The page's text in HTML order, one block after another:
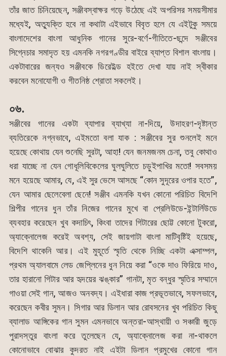
তাঁর জাত চিনিয়েছেন, সঞ্জীবস্বাক্ষর গড়ে উঠেছে এই অপরিসর সময়সীমার
মধ্যেই, অত্যুক্তি হবে না কথাটা এইভাবে বিবৃত হলে যে এইটুকু সময়ে
বাংলাদেশের বাংলা আধুনিক গানের সুরে-বর্ণে-গীতিতে-ছন্দে সঞ্জীবের
সিগ্নেচার সমাদৃত হয় এমনকি নগরগণ্ডীর বাইরে ব্যাপ্ত বিশাল বাংলায়।
একটাবারের জন্যও সঞ্জীবকে ডিরেইল্ড হইতে দেখা যায় নাই স্বীকার
করবেন মনোযোগী ও গীতনিষ্ঠ শ্রোতা সকলেই।
০৬.
সঞ্জীবের গানের একটা ব্যাপার ব্যাখ্যা না-দিয়ে, উদাহরণ-দৃষ্টান্ত
ব্যতিরেকে নগ্নভাবে, এইমতো বলা যাক : সঞ্জীবের সুর শুনলেই মনে
হয়েছে কোথায় যেন শুনেছি সুরটা, আহা! যেন জনমজনম চেনা, তবু কোথাও
ধরা যাচ্ছে না যেন গোধূলিবিকেলের ঘুলঘুলিতে চড়ুইপাখির মতো! সবসময়
মনে হয়েছে আমার, যে, এই সুর ভেসে আসছে “কোন সুদূরের ওপার হতে”,
যেন আমার ছেলেবেলা ছেনে! সঞ্জীব এমনকি যখন কোনো পরিচিত বিদেশি
শিল্পীর গানের ধুন তাঁর নিজের গানের মুখে বা প্রেলিউডে-ইন্টার্লিউডে
ব্যবহার করেছেন খুব কদাচিৎ, কিংবা তাদের গিটারের ছোট্ট কোনো টুকরো,
অ্যাক্নোলেজ করেই অবশ্য, সেই জায়গাটা বাংলা মাটিবৃষ্টিই হয়েছে,
বিদেশি থাকেনি আর। এই মুহূর্তে স্মৃতি থেকে নিচ্ছি একটা এক্সাম্পল,
প্রথম অ্যালবামে লেড জেপ্লিনের ধুন নিয়ে করা “ওকে দাও ফিরিয়ে দাও,
তার হারানো গিটার আর হৃদয়ের ঝঙ্কার” গানটা, মৃত বন্ধুর স্মৃতির সম্মানে
গাওয়া সেই গান, আজও অনবদ্য। এইধারা কাজ প্রভূতভাবে, সফলভাবে,
করেছেন কবীর সুমন। সিগার আর ডিলান আর রোবসনের খুব পরিচিত কিছু
ব্যালাড আঙ্গিকের গান সুমন এমনভাবে অন্তরা-আস্থায়ী ও সঞ্চারী জুড়ে
পুরাদস্তুর বাংলা করে তুলেছেন যে, অ্যাক্নোলেজ করা না-থাকলে
কোনোভাবে বোঝার কুদরত নাই এইটা ডিলান প্রমুখের কোনো গান